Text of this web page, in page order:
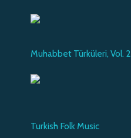
Muhabbet Türküleri, Vol. 2
Turkish Folk Music